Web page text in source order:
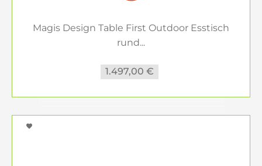
Magis Design Table First Outdoor Esstisch
rund...
1.497,00 €